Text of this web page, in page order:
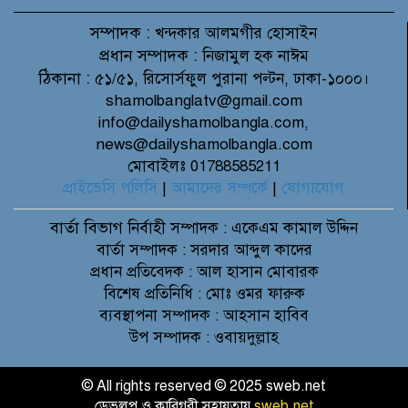
সম্পাদক : খন্দকার আলমগীর হোসাইন
প্রধান সম্পাদক : নিজামুল হক নাঈম
ঠিকানা : ৫১/৫১, রিসোর্সফুল পুরানা পল্টন, ঢাকা-১০০০।
shamolbanglatv@gmail.com
info@dailyshamolbangla.com,
news@dailyshamolbangla.com
মোবাইলঃ 01788585211
প্রাইভেসি পলিসি | আমাদের সম্পর্কে | যোগাযোগ
বার্তা বিভাগনির্বাহী সম্পাদক : একেএম কামাল উদ্দিন
বার্তা সম্পাদক : সরদার আব্দুল কাদের
প্রধান প্রতিবেদক : আল হাসান মোবারক
বিশেষ প্রতিনিধি : মোঃ ওমর ফারুক
ব্যবস্থাপনা সম্পাদক : আহসান হাবিব
উপ সম্পাদক : ওবায়দুল্লাহ
© All rights reserved © 2025 sweb.net